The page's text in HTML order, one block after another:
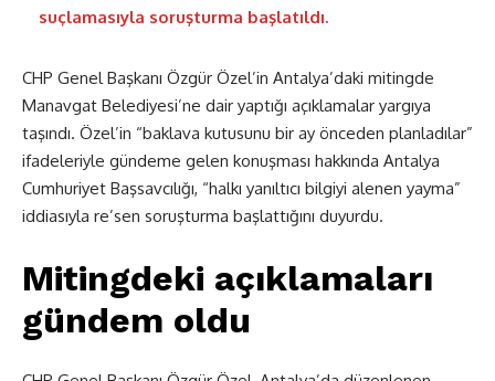
suçlamasıyla soruşturma başlatıldı.
CHP Genel Başkanı Özgür Özel’in Antalya’daki mitingde
Manavgat Belediyesi’ne dair yaptığı açıklamalar yargıya
taşındı. Özel’in “baklava kutusunu bir ay önceden planladılar”
ifadeleriyle gündeme gelen konuşması hakkında Antalya
Cumhuriyet Başsavcılığı, “halkı yanıltıcı bilgiyi alenen yayma”
iddiasıyla re’sen soruşturma başlattığını duyurdu.
Mitingdeki açıklamaları
gündem oldu